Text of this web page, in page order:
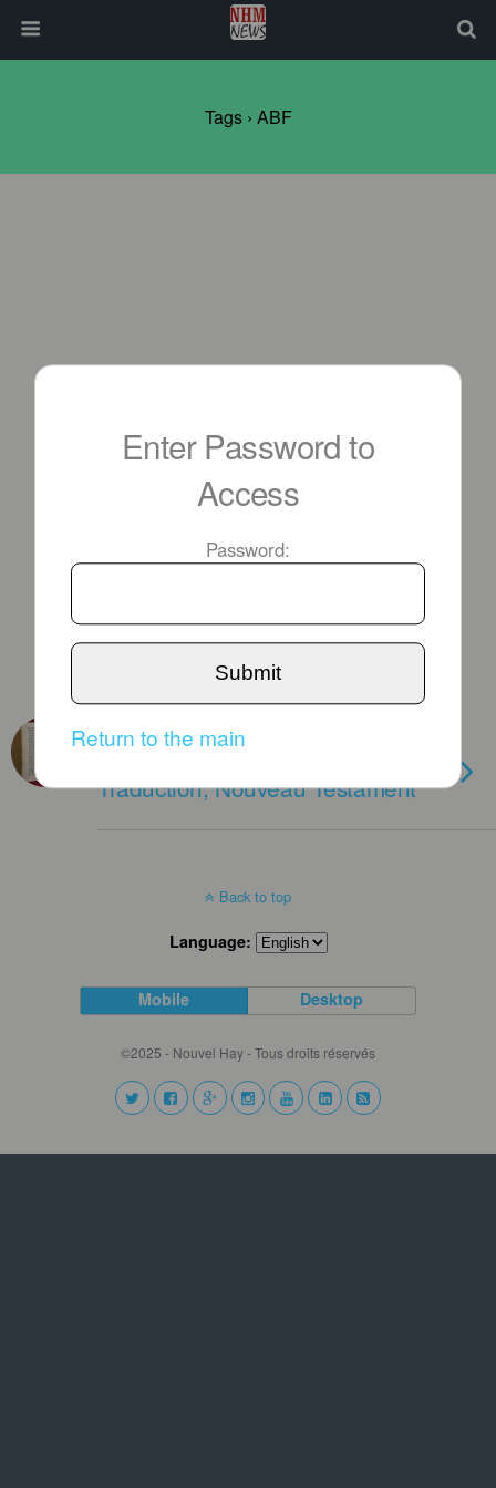
Tags › ABF
Nouveauté, Nouvelle
Traduction, Nouveau Testament
Back to top
Language:
Mobile Desktop
©2025 - Nouvel Hay - Tous droits réservés
Enter Password to
Access
Password:
Submit
Return to the main